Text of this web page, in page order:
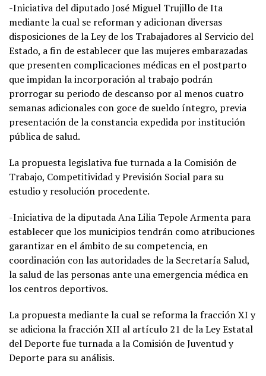
-Iniciativa del diputado José Miguel Trujillo de Ita
mediante la cual se reforman y adicionan diversas
disposiciones de la Ley de los Trabajadores al Servicio del
Estado, a fin de establecer que las mujeres embarazadas
que presenten complicaciones médicas en el postparto
que impidan la incorporación al trabajo podrán
prorrogar su periodo de descanso por al menos cuatro
semanas adicionales con goce de sueldo íntegro, previa
presentación de la constancia expedida por institución
pública de salud.
La propuesta legislativa fue turnada a la Comisión de
Trabajo, Competitividad y Previsión Social para su
estudio y resolución procedente.
-Iniciativa de la diputada Ana Lilia Tepole Armenta para
establecer que los municipios tendrán como atribuciones
garantizar en el ámbito de su competencia, en
coordinación con las autoridades de la Secretaría Salud,
la salud de las personas ante una emergencia médica en
los centros deportivos.
La propuesta mediante la cual se reforma la fracción XI y
se adiciona la fracción XII al artículo 21 de la Ley Estatal
del Deporte fue turnada a la Comisión de Juventud y
Deporte para su análisis.